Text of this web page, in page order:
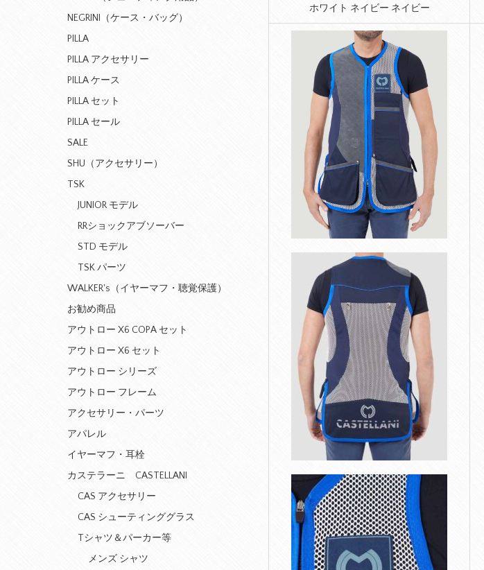
ホワイト ネイビー ネイビー
NEGRINI（ケース・バッグ）
PILLA
PILLA アクセサリー
PILLA ケース
PILLA セット
PILLA セール
SALE
SHU（アクセサリー）
TSK
JUNIOR モデル
RRショックアブソーバー
STD モデル
TSK パーツ
WALKER's（イヤーマフ・聴覚保護）
お勧め商品
アウトロー X6 COPA セット
アウトロー X6 セット
アウトロー シリーズ
アウトロー フレーム
アクセサリー・パーツ
アパレル
イヤーマフ・耳栓
カステラーニ CASTELLANI
CAS アクセサリー
CAS シューティンググラス
Tシャツ＆パーカー等
メンズ シャツ